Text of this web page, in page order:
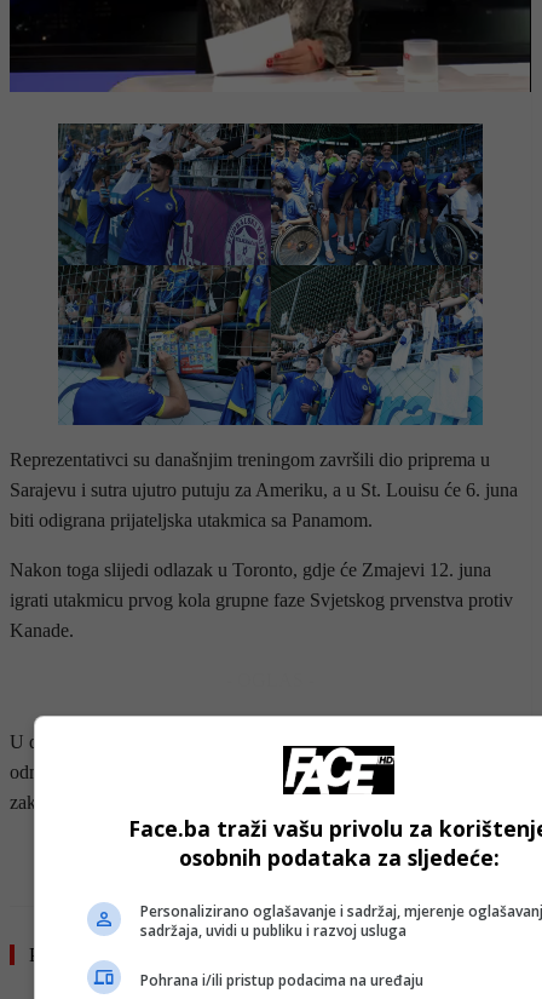
Reprezentativci su današnjim treningom završili dio priprema u
Sarajevu i sutra ujutro putuju za Ameriku, a u St. Louisu će 6. juna
biti odigrana prijateljska utakmica sa Panamom.
Nakon toga slijedi odlazak u Toronto, gdje će Zmajevi 12. juna
igrati utakmicu prvog kola grupne faze Svjetskog prvenstva protiv
Kanade.
U drugom kolu Bosna i Hercegovina će 18. juna u Los Angelesu
odmjeriti snage sa Švicarskom, dok je posljednji susret grupne faze
zakazan za 24. juni u Seattleu protiv reprezentacije Katara.
- OGLAS -
Pročitajte još
Face.ba traži vašu privolu za
osobnih podataka za sljedeće:
Personalizirano oglašavanje i sadržaj, mjerenje
sadržaja, uvidi u publiku i razvoj usluga
Pohrana i/ili pristup podacima na uređaju